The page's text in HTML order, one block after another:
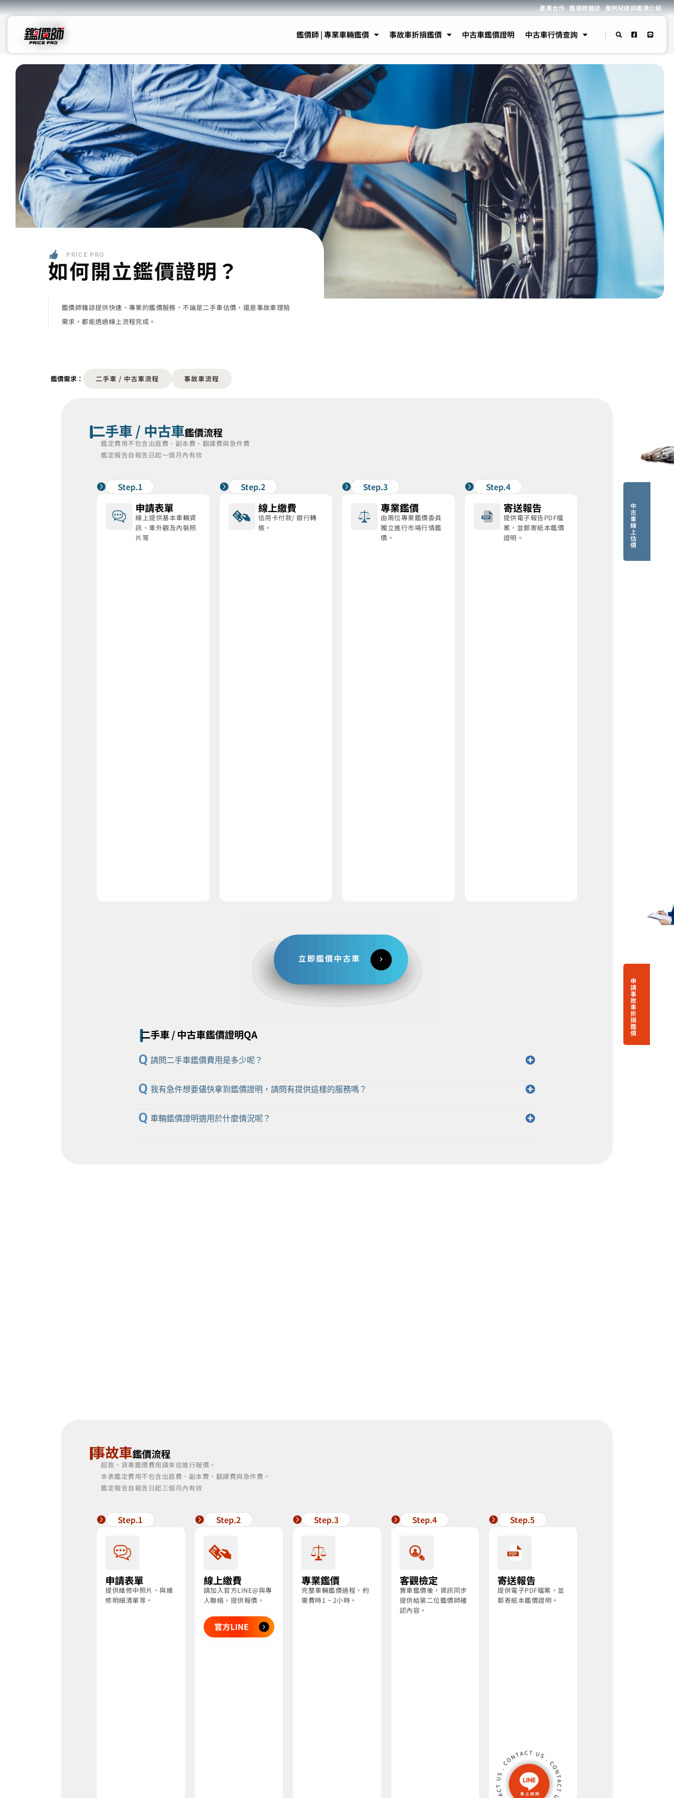
產業合作 鑑價師雜誌 案例紀錄與鑑價介紹
鑑價師 | 專業車輛鑑價 事故車折損鑑價 中古車鑑價證明 中古車行情查詢
中
古
車
線
上
估
價
申
請
事
故
車
折
損
鑑
價
PRICE PRO
如何開立鑑價證明？
鑑價師雜誌提供快速、專業的鑑價服務，不論是二手車估價，還是事故車理賠
需求，都能透過線上流程完成。
鑑價需求： 二手車 / 中古車流程 事故車流程
二手車 / 中古車鑑價流程
鑑定費用不包含出庭費、副本費、翻譯費與急件費
鑑定報告自報告日起一個月內有效
Step.1
申請表單
線上提供基本車輛資
訊、車外觀及內裝照
片等
Step.2
線上繳費
信用卡付款/ 銀行轉
帳。
Step.3
專業鑑價
由兩位專業鑑價委員
獨立進行市場行情鑑
價。
Step.4
寄送報告
提供電子報告PDF檔
案，並郵寄紙本鑑價
證明。
二手車 / 中古車鑑價證明QA
Q 請問二手車鑑價費用是多少呢？
Q 我有急件想要儘快拿到鑑價證明，請問有提供這樣的服務嗎？
Q 車輛鑑價證明適用於什麼情況呢？
事故車鑑價流程
超跑、貨車鑑價費用請來信進行報價。
本表鑑定費用不包含出庭費、副本費、翻譯費與急件費。
鑑定報告自報告日起三個月內有效
Step.1
申請表單
提供維修中照片、與維
修明細清單等。
Step.2
線上繳費
請加入官方LINE@與專
人聯絡，提供報價。
Step.3
專業鑑價
完整車輛鑑價過程，約
需費時1 ~ 2小時。
Step.4
客觀檢定
實車鑑價後，資訊同步
提供給第二位鑑價師確
認內容。
Step.5
寄送報告
提供電子PDF檔案，並
郵寄紙本鑑價證明。